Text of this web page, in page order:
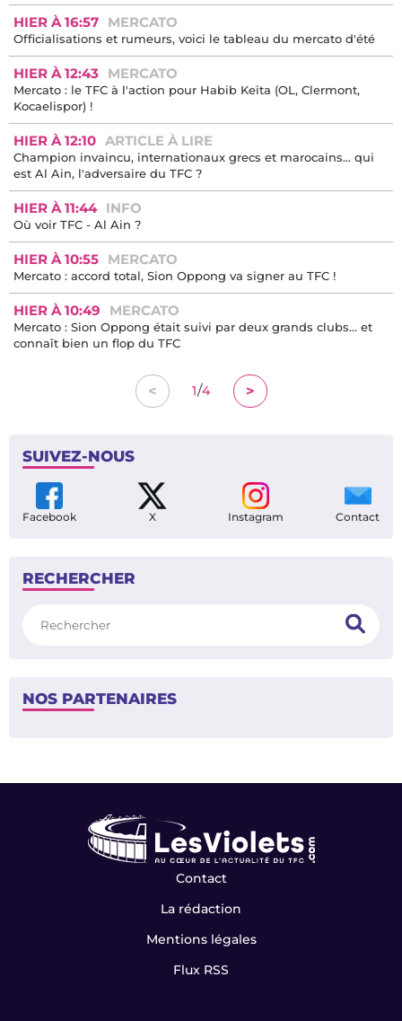
HIER À 16:57 MERCATO
Officialisations et rumeurs, voici le tableau du mercato d'été
HIER À 12:43 MERCATO
Mercato : le TFC à l'action pour Habib Keïta (OL, Clermont,
Kocaelispor) !
HIER À 12:10 ARTICLE À LIRE
Champion invaincu, internationaux grecs et marocains… qui
est Al Ain, l'adversaire du TFC ?
HIER À 11:44 INFO
Où voir TFC - Al Ain ?
HIER À 10:55 MERCATO
Mercato : accord total, Sion Oppong va signer au TFC !
HIER À 10:49 MERCATO
Mercato : Sion Oppong était suivi par deux grands clubs... et
connaît bien un flop du TFC
< 1/4 >
SUIVEZ-NOUS
Facebook X Instagram Contact
RECHERCHER
NOS PARTENAIRES
Contact
La rédaction
Mentions légales
Flux RSS